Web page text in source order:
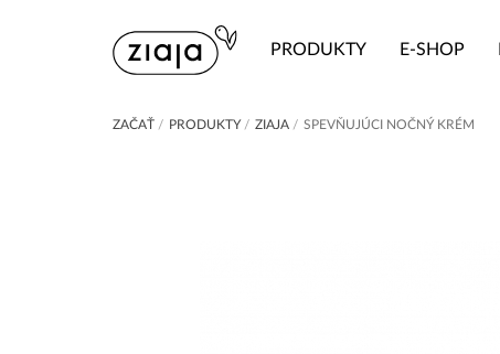
PRODUKTY E-SHOP
ZAČAŤ / PRODUKTY / ZIAJA / SPEVŇUJÚCI NOČNÝ KRÉM